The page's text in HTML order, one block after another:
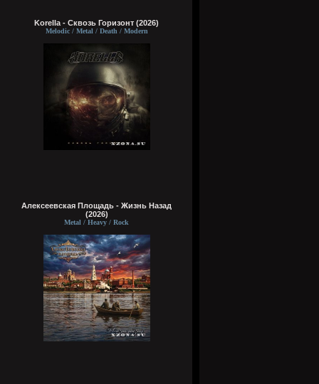
Korella - Сквозь Горизонт (2026)
Melodic / Metal / Death / Modern
Алексеевская Площадь - Жизнь Назад
(2026)
Metal / Heavy / Rock